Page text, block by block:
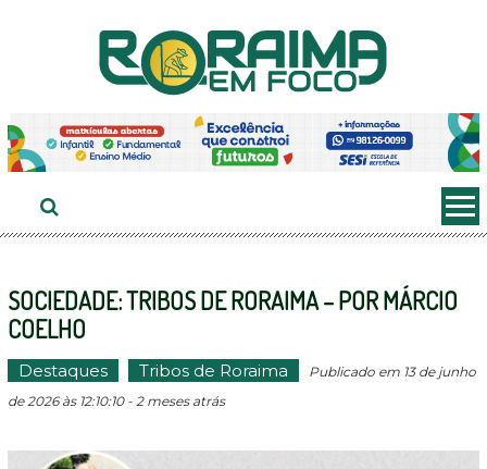
SOCIEDADE: TRIBOS DE RORAIMA – POR MÁRCIO
COELHO
Destaques Tribos de Roraima
Publicado em 13 de junho
de 2026 às 12:10:10 - 2 meses atrás